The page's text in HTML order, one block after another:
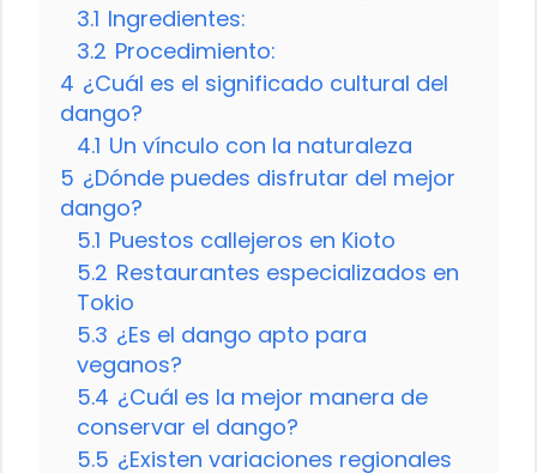
3.1 Ingredientes:
3.2 Procedimiento:
4 ¿Cuál es el significado cultural del
dango?
4.1 Un vínculo con la naturaleza
5 ¿Dónde puedes disfrutar del mejor
dango?
5.1 Puestos callejeros en Kioto
5.2 Restaurantes especializados en
Tokio
5.3 ¿Es el dango apto para
veganos?
5.4 ¿Cuál es la mejor manera de
conservar el dango?
5.5 ¿Existen variaciones regionales